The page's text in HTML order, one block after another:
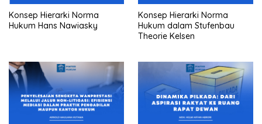
Konsep Hierarki Norma
Hukum Hans Nawiasky
Konsep Hierarki Norma
Hukum dalam Stufenbau
Theorie Kelsen